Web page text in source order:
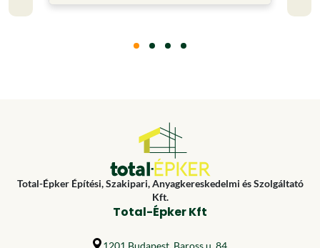
Total-Épker Építési, Szakipari, Anyagkereskedelmi és Szolgáltató
Kft.
Total-Épker Kft
1201 Budapest, Baross u. 84.